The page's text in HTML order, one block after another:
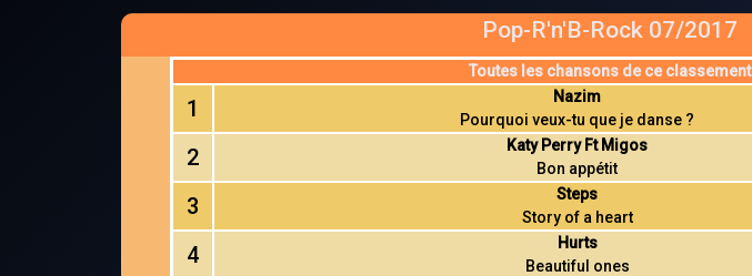
Pop-R'n'B-Rock 07/2017
Toutes les chansons de ce classement
1
Nazim
Pourquoi veux-tu que je danse ?
2
Katy Perry Ft Migos
Bon appétit
3
Steps
Story of a heart
4
Hurts
Beautiful ones